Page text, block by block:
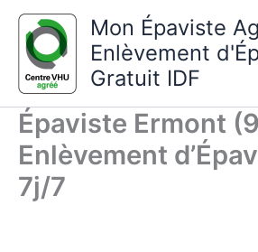
Aller
contenu
Mon Épaviste
Enlèvement
Gratuit IDF
Épaviste Ermont
Enlèvement
7j/7